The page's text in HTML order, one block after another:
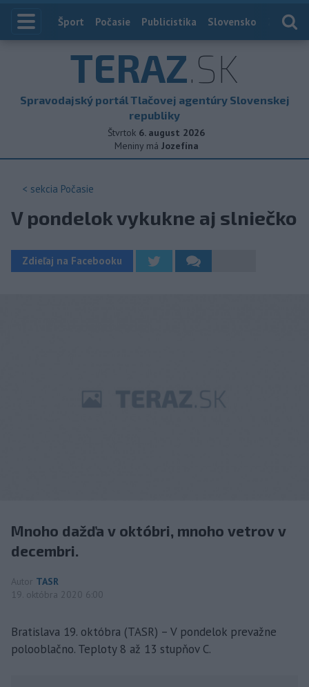
Index
Šport Počasie Publicistika Slovensko
TERAZ.SK
Spravodajský portál Tlačovej agentúry Slovenskej
republiky
Štvrtok 6. august 2026
Meniny má Jozefína
< sekcia Počasie
V pondelok vykukne aj slniečko
Zdieľaj na Facebooku
Mnoho dažďa v októbri, mnoho vetrov v
decembri.
Autor TASR
19. októbra 2020 6:00
Bratislava 19. októbra (TASR) – V pondelok prevažne
polooblačno. Teploty 8 až 13 stupňov C.